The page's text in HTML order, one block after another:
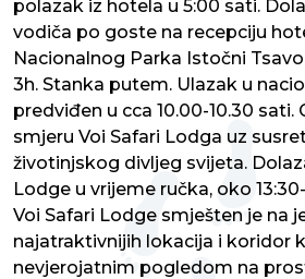
polazak iz hotela u 5:00 sati.
vodiča po goste na recepciju
Nacionalnog Parka Istočni
3h. Stanka putem. Ulazak u
predviđen u cca 10.00-10.30 sati.
smjeru Voi Safari Lodga uz
životinjskog divljeg svijeta.
Lodge u vrijeme ručka, oko
Voi Safari Lodge smješten je na
najatraktivnijih lokacija i koridor
nevjerojatnim pogledom na